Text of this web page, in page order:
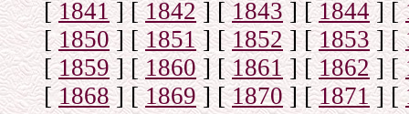
[1841] [1842] [1843] [1844] [
[1850] [1851] [1852] [1853] [
[1859] [1860] [1861] [1862] [
[1868] [1869] [1870] [1871] [